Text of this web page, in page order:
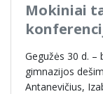
Mokiniai
Gegužės 30 d. –
gimnazijos
Antanevičius,